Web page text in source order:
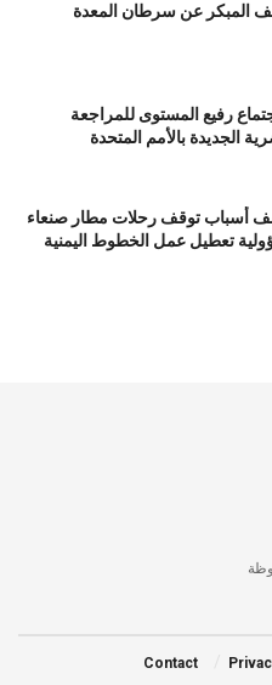
المبكر عن سرطان المعدة
رفيع المستوى للمراجعة
الجديدة بالأمم المتحدة
أسباب توقف رحلات مطار صنعاء
تعطيل عمل الخطوط اليمنية
Contact